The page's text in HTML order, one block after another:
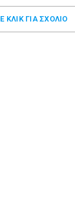
ΚΛΊΚ ΓΙΑ ΣΧΌΛΙΟ